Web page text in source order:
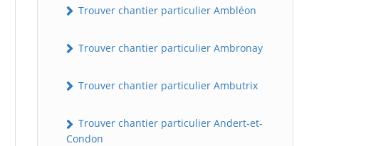
Trouver chantier particulier Ambléon
Trouver chantier particulier Ambronay
Trouver chantier particulier Ambutrix
Trouver chantier particulier Andert-et-
Condon